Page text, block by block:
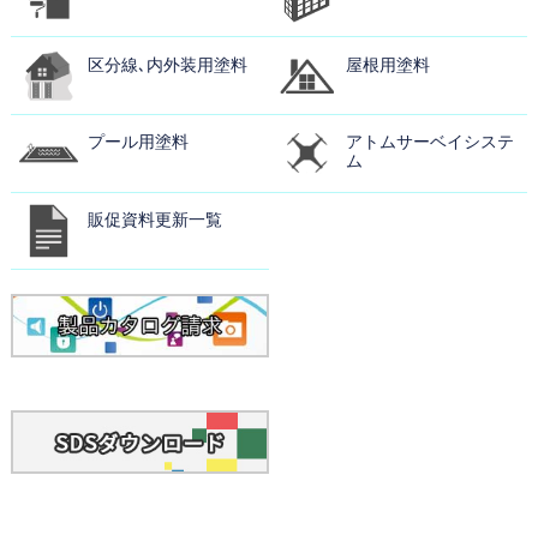
区分線､内外装用塗料 屋根用塗料
プール用塗料
アトムサーベイシステ
ム
販促資料更新一覧